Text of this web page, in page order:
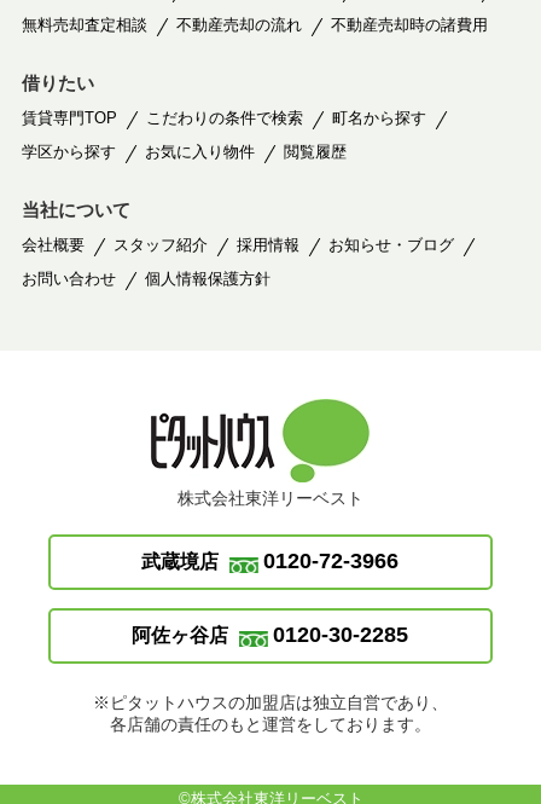
無料売却査定相談
不動産売却の流れ 不動産売却時の諸費用
借りたい
賃貸専門TOP こだわりの条件で検索
町名から探す
学区から探す
お気に入り物件 閲覧履歴
当社について
会社概要 スタッフ紹介 採用情報
お知らせ・ブログ
お問い合わせ
個人情報保護方針
株式会社東洋リーベスト
武蔵境店 0120-72-3966
阿佐ヶ谷店 0120-30-2285
※ピタットハウスの加盟店は独立自営であり、
各店舗の責任のもと運営をしております。
©株式会社東洋リーベスト